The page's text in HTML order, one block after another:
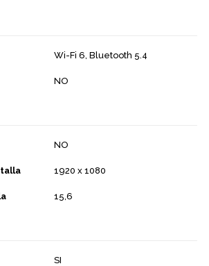
Wi-Fi 6, Bluetooth 5.4
NO
NO
1920 x 1080
15,6
SI